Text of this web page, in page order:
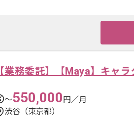
【業務委託】【Maya】キャ
〜550,000円／月
渋谷（東京都）